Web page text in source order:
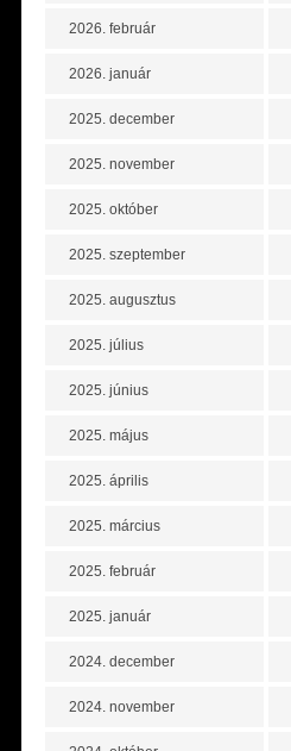
2026. február
2026. január
2025. december
2025. november
2025. október
2025. szeptember
2025. augusztus
2025. július
2025. június
2025. május
2025. április
2025. március
2025. február
2025. január
2024. december
2024. november